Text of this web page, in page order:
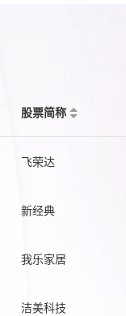
股票简称
飞荣达
新经典
我乐家居
洁美科技